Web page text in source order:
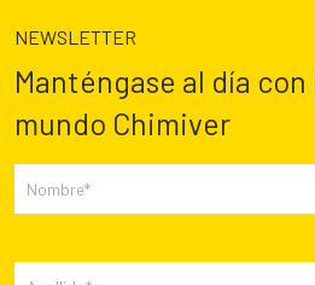
NEWSLETTER
Manténgase al día
mundo Chimiver